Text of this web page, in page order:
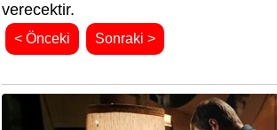
verecektir.
< Önceki Sonraki >